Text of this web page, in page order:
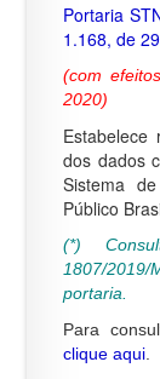
Portaria
1.168, de
(com
2020)
dos dados
Sistema
Público
(*)
1807/
portaria.
Para
clique aqui.